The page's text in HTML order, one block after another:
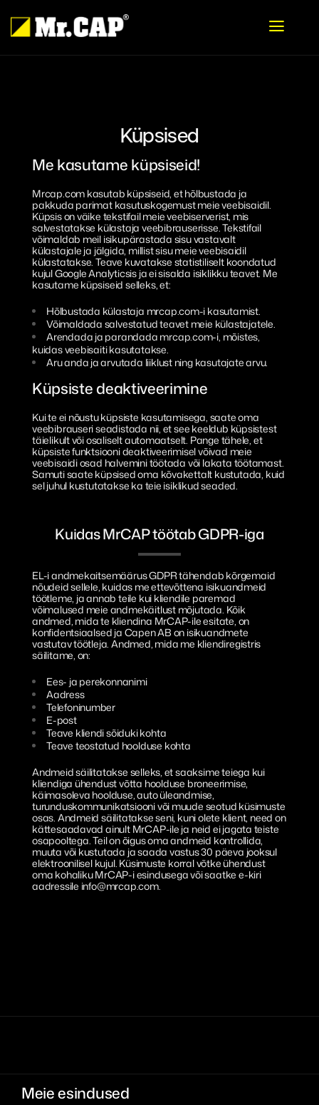
Värvikaitse
Hooldus
Taastamine
Toonkile
Sanitiseerimine
Meine asukohad
MrCAP Borås Viared
MrCAP Göteborg Sisjön
MrCAP Nässjö
MrCAP Sundsvall
MrCAP Värnamo Bredasten
MrCAP Värnamo Margaretelund
MrCAP Aveiro
MrCAP Penafiel
MrCAP Lissabon
Meist
Töötage meie juures
Võtke meiega ühendust
Frantsiis
Eesti
English
Eesti
Português
Küpsised
Me kasutame küpsiseid!
Mrcap.com kasutab küpsiseid, et hõlbustada ja
pakkuda parimat kasutuskogemust meie veebisaidil.
Küpsis on väike tekstifail meie veebiserverist, mis
salvestatakse külastaja veebibrauserisse. Tekstifail
võimaldab meil isikupärastada sisu vastavalt
külastajale ja jälgida, millist sisu meie veebisaidil
külastatakse. Teave kuvatakse statistiliselt koondatud
kujul Google Analyticsis ja ei sisalda isiklikku teavet. Me
kasutame küpsiseid selleks, et:
Hõlbustada külastaja mrcap.com-i kasutamist.
Võimaldada salvestatud teavet meie külastajatele.
Arendada ja parandada mrcap.com-i, mõistes,
kuidas veebisaiti kasutatakse.
Aru anda ja arvutada liiklust ning kasutajate arvu.
Küpsiste deaktiveerimine
Kui te ei nõustu küpsiste kasutamisega, saate oma
veebibrauseri seadistada nii, et see keeldub küpsistest
täielikult või osaliselt automaatselt. Pange tähele, et
küpsiste funktsiooni deaktiveerimisel võivad meie
veebisaidi osad halvemini töötada või lakata töötamast.
Samuti saate küpsised oma kõvakettalt kustutada, kuid
sel juhul kustutatakse ka teie isiklikud seaded.
Kuidas MrCAP töötab GDPR-iga
EL-i andmekaitsemäärus GDPR tähendab kõrgemaid
nõudeid sellele, kuidas me ettevõttena isikuandmeid
töötleme, ja annab teile kui kliendile paremad
võimalused meie andmekäitlust mõjutada. Kõik
andmed, mida te kliendina MrCAP-ile esitate, on
konfidentsiaalsed ja Capen AB on isikuandmete
vastutav töötleja. Andmed, mida me kliendiregistris
säilitame, on:
Ees- ja perekonnanimi
Aadress
Telefoninumber
E-post
Teave kliendi sõiduki kohta
Teave teostatud hoolduse kohta
Andmeid säilitatakse selleks, et saaksime teiega kui
kliendiga ühendust võtta hoolduse broneerimise,
käimasoleva hoolduse, auto üleandmise,
turunduskommunikatsiooni või muude seotud küsimuste
osas. Andmeid säilitatakse seni, kuni olete klient, need on
kättesaadavad ainult MrCAP-ile ja neid ei jagata teiste
osapooltega. Teil on õigus oma andmeid kontrollida,
muuta või kustutada ja saada vastus 30 päeva jooksul
elektroonilisel kujul. Küsimuste korral võtke ühendust
oma kohaliku MrCAP-i esindusega või saatke e-kiri
aadressile info@mrcap.com.
Meie esindused